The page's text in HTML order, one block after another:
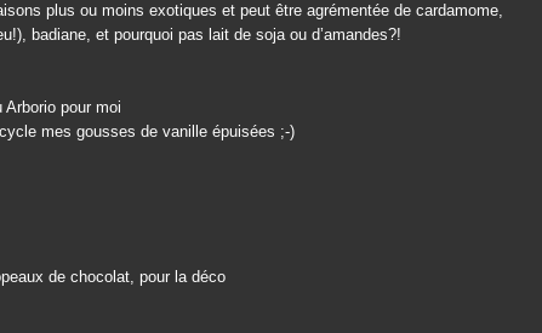
plus ou moins exotiques et peut être agrémentée de cardamome,
badiane, et pourquoi pas lait de soja ou d’amandes?!
Arborio pour moi
mes gousses de vanille épuisées ;-)
de chocolat, pour la déco